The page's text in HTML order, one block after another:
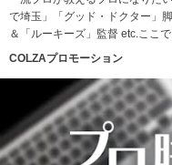
で埼玉」「グッド・ドクター」
＆「ルーキーズ」監督 etc.ここ
COLZAプロモーション